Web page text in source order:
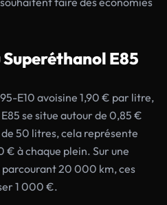
E85
E10 avoisine 1,90 € par litre,
se situe autour de 0,85 €
50 litres, cela représente
€ à chaque plein. Sur une
20 000 km, ces
1 000 €.